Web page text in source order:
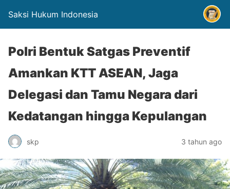
Saksi Hukum Indonesia
Polri Bentuk Satgas Preventif
Amankan KTT ASEAN, Jaga
Delegasi dan Tamu Negara dari
Kedatangan hingga Kepulangan
skp 3 tahun ago